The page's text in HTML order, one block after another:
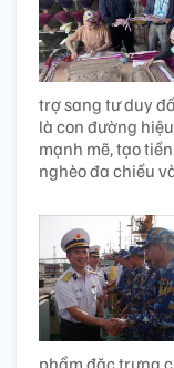
trợ sang tư duy
là con đường
mạnh mẽ, tạo
nghèo đa chiều